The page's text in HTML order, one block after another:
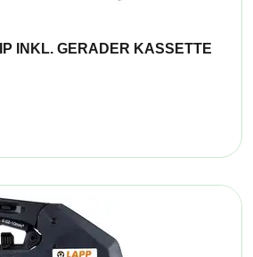
INKL. GERADER KASSETTE